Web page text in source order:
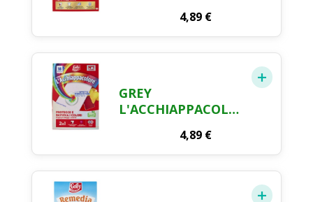
4,89 €
GREY
L'ACCHIAPPACOLORE
RAVVIVA I COLORI
18 FOGLI
4,89 €